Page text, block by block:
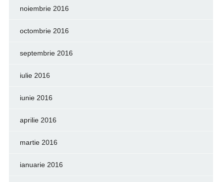
noiembrie 2016
octombrie 2016
septembrie 2016
iulie 2016
iunie 2016
aprilie 2016
martie 2016
ianuarie 2016